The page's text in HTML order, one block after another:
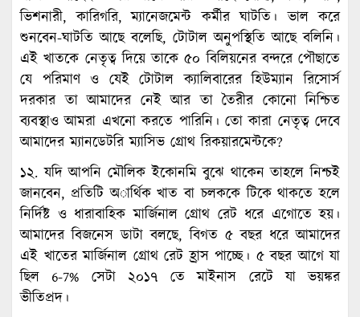
ভিশনারী, কারিগরি, ম্যানেজমেন্ট কর্মীর ঘাটতি। ভাল করে
শুনবেন-ঘাটতি আছে বলেছি, টোটাল অনুপস্থিতি আছে বলিনি।
এই খাতকে নেতৃত্ব দিয়ে তাকে ৫০ বিলিয়নের বন্দরে পৌছাতে
যে পরিমাণ ও যেই টোটাল ক্যালিবারের হিউম্যান রিসোর্স
দরকার তা আমাদের নেই আর তা তৈরীর কোনো নিশ্চিত
ব্যবস্থাও আমরা এখনো করতে পারিনি। তো কারা নেতৃত্ব দেবে
আমাদের ম্যানডেটরি ম্যাসিভ গ্রোথ রিকয়ারমেন্টকে?
১২. যদি আপনি মৌলিক ইকোনমি বুঝে থাকেন তাহলে নিশ্চই
জানবেন, প্রতিটি অার্থিক খাত বা চলককে টিকে থাকতে হলে
নির্দিষ্ট ও ধারাবাহিক মার্জিনাল গ্রোথ রেট ধরে এগোতে হয়।
আমাদের বিজনেস ডাটা বলছে, বিগত ৫ বছর ধরে আমাদের
এই খাতের মার্জিনাল গ্রোথ রেট হ্রাস পাচ্ছে। ৫ বছর আগে যা
ছিল 6-7% সেটা ২০১৭ তে মাইনাস রেটে যা ভয়ঙ্কর
ভীতিপ্রদ।